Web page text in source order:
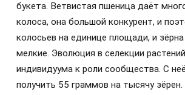
букета. Ветвистая пшеница даёт
колоса, она большой конкурент, и
колосьев на единице площади, и
мелкие. Эволюция в селекции
индивидуума к роли сообщества. С
получить 55 граммов на тысячу зёрен.